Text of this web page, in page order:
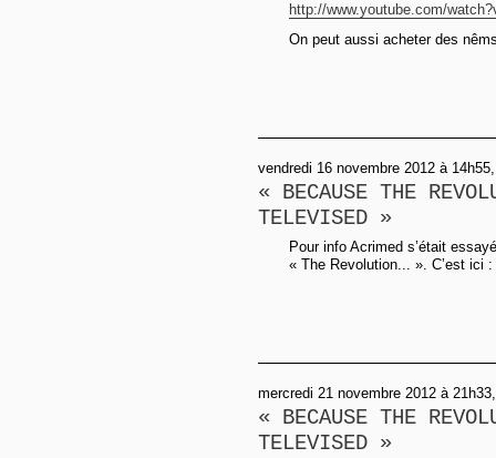
http://www.youtube.com/
On peut aussi acheter des
vendredi 16 novembre 2012 à
« BECAUSE THE
TELEVISED »
Pour info Acrimed s’était
« The Revolution... ». C’est ici :
mercredi 21 novembre 2012 à
« BECAUSE THE
TELEVISED »